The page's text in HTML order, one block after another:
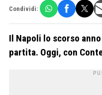
Condividi:
Il Napoli lo scorso
partita. Oggi, con